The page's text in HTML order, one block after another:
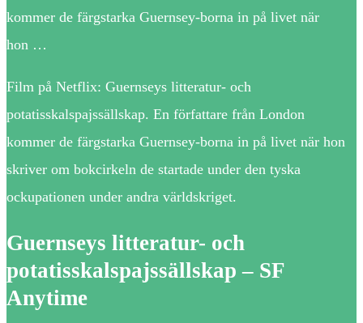
kommer de färgstarka Guernsey-borna in på livet när
hon …
Film på Netflix: Guernseys litteratur- och
potatisskalspajssällskap. En författare från London
kommer de färgstarka Guernsey-borna in på livet när hon
skriver om bokcirkeln de startade under den tyska
ockupationen under andra världskriget.
Guernseys litteratur- och
potatisskalspajssällskap – SF
Anytime